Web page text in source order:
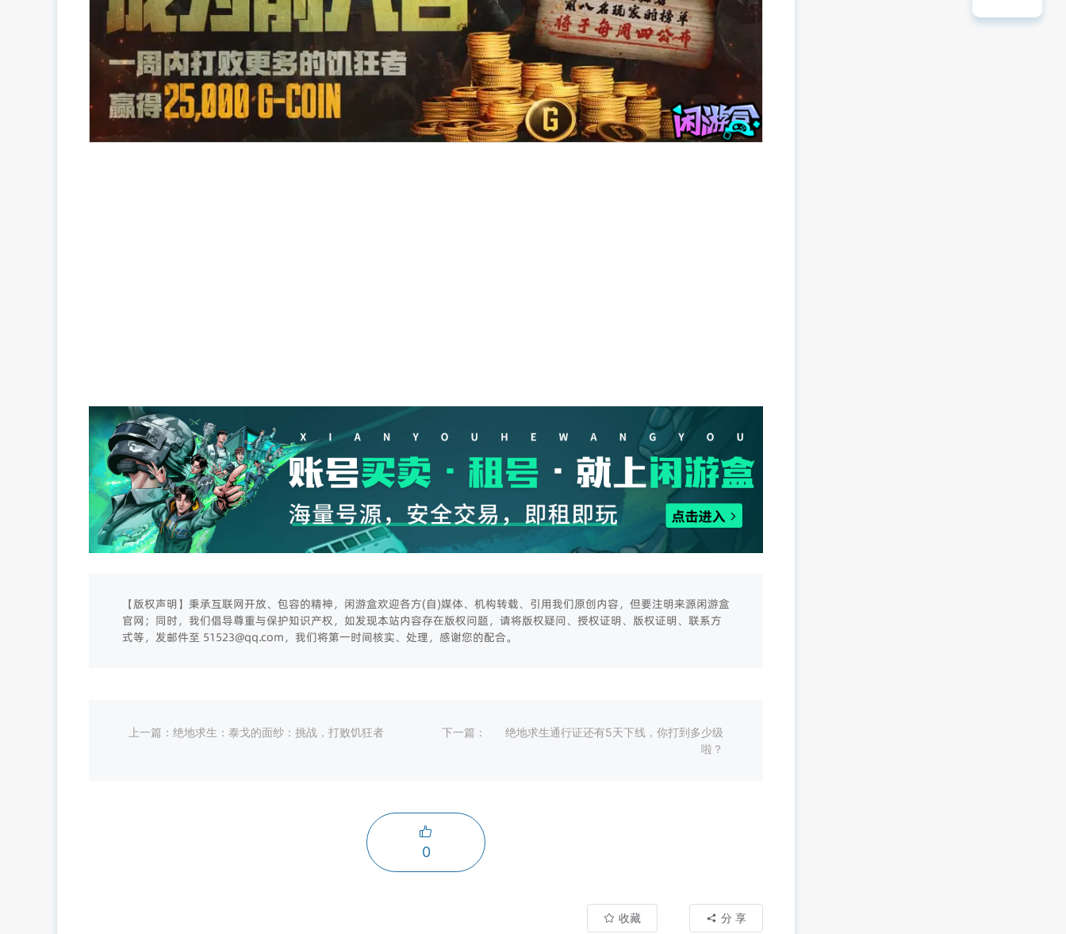
【版权声明】秉承互联网开放、包容的精神，闲游盒欢迎各方(自)媒体、机构转载、引用我们原创内容，但要注明来源闲游盒
官网；同时，我们倡导尊重与保护知识产权，如发现本站内容存在版权问题，请将版权疑问、授权证明、版权证明、联系方
式等，发邮件至 51523@qq.com，我们将第一时间核实、处理，感谢您的配合。
上一篇： 绝地求生：泰戈的面纱：挑战，打败饥狂者 下一篇：
绝地求生通行证还有5天下线，你打到多少级
啦？
0
收藏 分 享